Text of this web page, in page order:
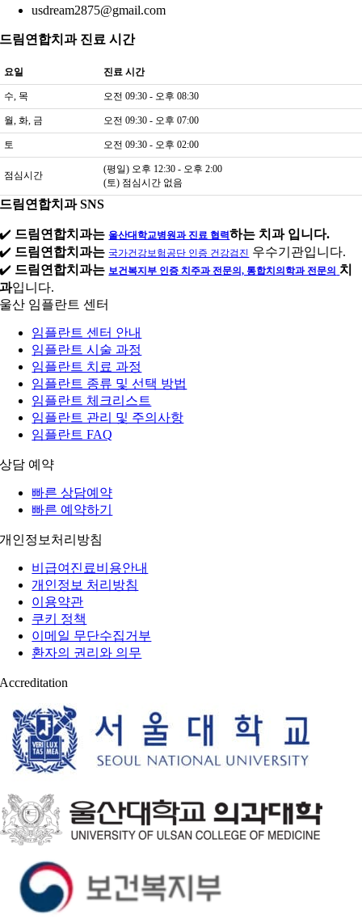
usdream2875@gmail.com
드림연합치과 진료 시간
요일 진료 시간
수, 목 오전 09:30 - 오후 08:30
월, 화, 금 오전 09:30 - 오후 07:00
토 오전 09:30 - 오후 02:00
점심시간
(평일) 오후 12:30 - 오후 2:00
(토) 점심시간 없음
드림연합치과 SNS
✔️ 드림연합치과는 울산대학교병원과 진료 협력하는 치과 입니다.
✔️ 드림연합치과는 국가건강보험공단 인증 건강검진 우수기관입니다.
✔️ 드림연합치과는 보건복지부 인증 치주과 전문의, 통합치의학과 전문의 치
과입니다.
울산 임플란트 센터
임플란트 센터 안내
임플란트 시술 과정
임플란트 치료 과정
임플란트 종류 및 선택 방법
임플란트 체크리스트
임플란트 관리 및 주의사항
임플란트 FAQ
상담 예약
빠른 상담예약
빠른 예약하기
개인정보처리방침
비급여진료비용안내
개인정보 처리방침
이용약관
쿠키 정책
이메일 무단수집거부
환자의 권리와 의무
Accreditation